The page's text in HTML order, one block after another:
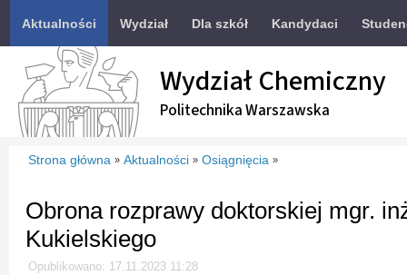
Aktualności Wydział Dla szkół Kandydaci
Wydział Chemiczny
Politechnika Warszawska
Strona główna » Aktualności » Osiągnięcia »
Obrona rozprawy doktorskiej mgr.
Kukielskiego
Opublikowano: 17.11.2023 11:28